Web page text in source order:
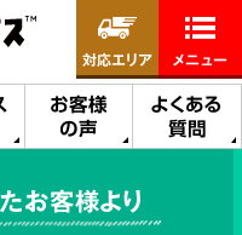
お客様
の声
よくある
質問
対応エリア メニュー
お客様より